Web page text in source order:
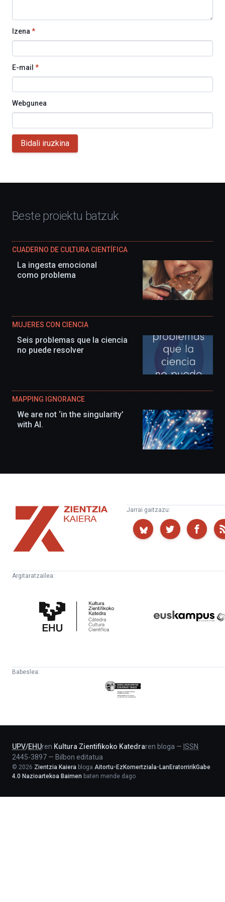
Izena*
E-mail *
Webgunea
Bidali iruzkina
Beste proiektu batzuk
CUADERNO DE CULTURA CIENTÍFICA
La ingesta emocional
como problema
MUJERES CON CIENCIA
Seis problemas que la ciencia
no puede resolver
MAPPING IGNORANCE
We are not ‘in the singularity’
with AI.
Zientzia
Kaiera
Jarrai gaitzazu:
Argitaratzailea:
Zientifikoko
Katedra
Babeslea:
Eusko
Jaurlaritza
UPV/EHUren Kultura Zientifikoko Katedraren bloga — ISSN
2445-3897 — Bilbon editatua
© 2026 Zientzia Kaiera bloga Aitortu-EzKomertziala-LanEratorririkGabe
4.0 Nazioartekoa Baimen baten mende dago